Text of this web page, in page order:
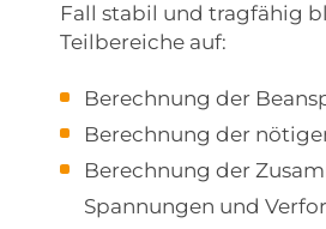
Fall stabil und tragfähig
Teilbereiche auf:
Berechnung der
Berechnung der
Berechnung der
Spannungen und